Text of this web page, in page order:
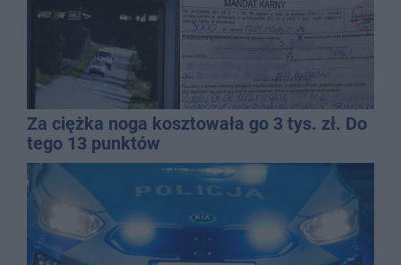
Za ciężka noga kosztowała go 3 tys. zł. Do
tego 13 punktów